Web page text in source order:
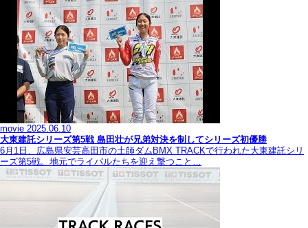
movie 2025.06.10
大東建託シリーズ第5戦 島田壮が兄弟対決を制してシリーズ初優勝
6月1日、広島県安芸高田市の土師ダムBMX TRACKで行われた大東建託シリ
ーズ第5戦。地元でライバルたちを迎え撃つこと…